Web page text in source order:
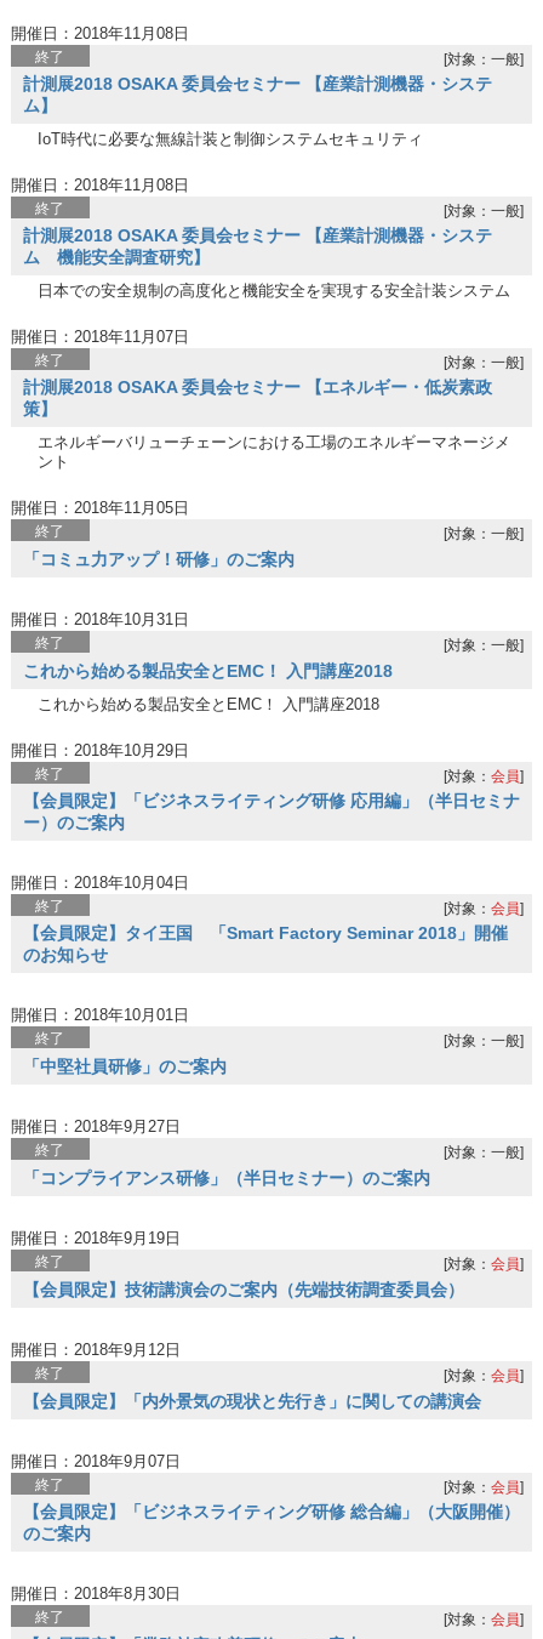
開催日：2018年11月08日
終了
計測展2018 OSAKA 委員会セミナー 【産業計測機器・システ
ム】
[対象：一般]
IoT時代に必要な無線計装と制御システムセキュリティ
開催日：2018年11月08日
終了
計測展2018 OSAKA 委員会セミナー 【産業計測機器・システ
ム 機能安全調査研究】
[対象：一般]
日本での安全規制の高度化と機能安全を実現する安全計装システム
開催日：2018年11月07日
終了
計測展2018 OSAKA 委員会セミナー 【エネルギー・低炭素政
策】
[対象：一般]
エネルギーバリューチェーンにおける工場のエネルギーマネージメ
ント
開催日：2018年11月05日
終了
「コミュ力アップ！研修」のご案内
[対象：一般]
開催日：2018年10月31日
終了
これから始める製品安全とEMC！ 入門講座2018
[対象：一般]
これから始める製品安全とEMC！ 入門講座2018
開催日：2018年10月29日
終了
【会員限定】「ビジネスライティング研修 応用編」（半日セミナ
ー）のご案内
[対象：会員]
開催日：2018年10月04日
終了
【会員限定】タイ王国 「Smart Factory Seminar 2018」開催
のお知らせ
[対象：会員]
開催日：2018年10月01日
終了
「中堅社員研修」のご案内
[対象：一般]
開催日：2018年9月27日
終了
「コンプライアンス研修」（半日セミナー）のご案内
[対象：一般]
開催日：2018年9月19日
終了
【会員限定】技術講演会のご案内（先端技術調査委員会）
[対象：会員]
開催日：2018年9月12日
終了
【会員限定】「内外景気の現状と先行き」に関しての講演会
[対象：会員]
開催日：2018年9月07日
終了
【会員限定】「ビジネスライティング研修 総合編」（大阪開催）
のご案内
[対象：会員]
開催日：2018年8月30日
終了 [対象：会員]